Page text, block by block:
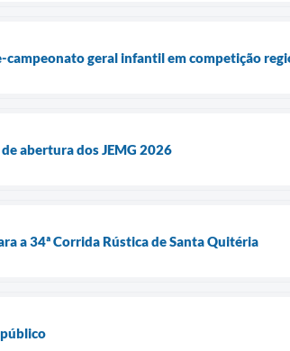
geral infantil em competição
abertura dos JEMG 2026
a 34ª Corrida Rústica de Santa Quitéria
público